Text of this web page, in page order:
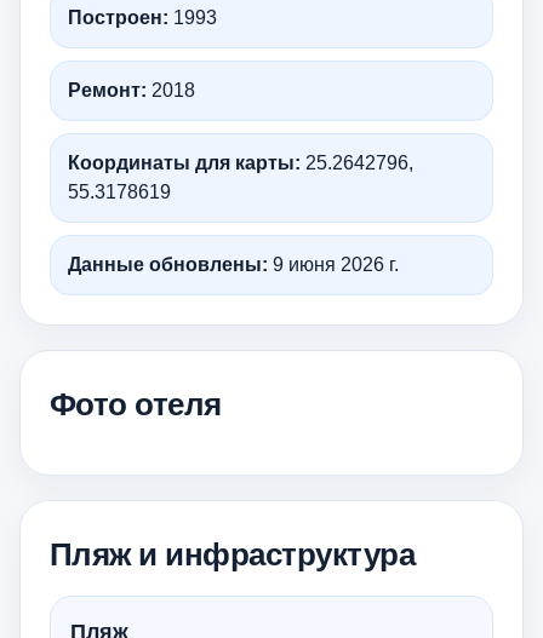
Построен: 1993
Ремонт: 2018
Координаты для карты: 25.2642796,
55.3178619
Данные обновлены: 9 июня 2026 г.
Фото отеля
Пляж и инфраструктура
Пляж